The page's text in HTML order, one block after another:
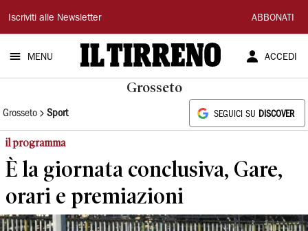
Il
Tirreno
Iscriviti alle Newsletter ABBONATI
MENU ACCEDI
Grosseto
Grosseto Sport SEGUICI SU DISCOVER
il programma
È la giornata conclusiva, Gare,
orari e premiazioni